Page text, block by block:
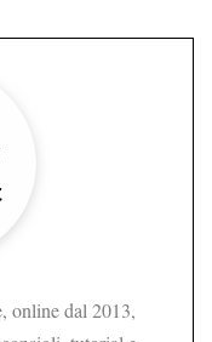
online dal 2013,